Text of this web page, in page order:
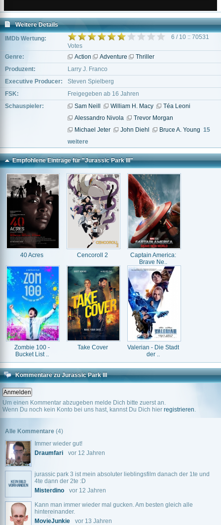
Weitere Details
IMDb Wertung:
6 / 10 :: 70531
Votes
Genre:
Action Adventure
Thriller
Produzent:
Larry J. Franco
Executive Producer:
Steven Spielberg
FSK:
Freigegeben ab 16 Jahren
Schauspieler:
Sam Neill William H. Macy
Téa Leoni
Alessandro Nivola
Trevor Morgan
Michael Jeter
John Diehl Bruce A. Young 15
weitere
Empfohlene Einträge für "Jurassic Park III"
40 Acres Cencoroll 2
Captain America:
Brave Ne..
Zombie 100 -
Bucket List ..
Take Cover
Valerian - Die Stadt
der ..
Kommentare zu Jurassic Park III
Um einen Kommentar abzugeben melde Dich bitte zuerst an.
Wenn Du noch kein Konto bei uns hast, kannst Du Dich hier registrieren.
Alle Kommentare (4)
Immer wieder gut!
Draumfari
vor 12 Jahren
jurassic park 3 ist mein absoluter lieblingsfilm danach der 1te und
4te dann der 2te :D
Misterdino
vor 12 Jahren
Kann man immer wieder mal gucken. Am besten gleich alle
hintereinander.
MovieJunkie
vor 13 Jahren